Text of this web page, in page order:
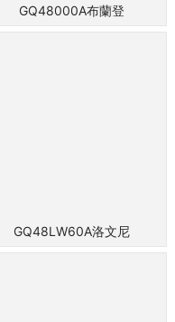
GQ48000A布蘭登
GQ48LW60A洛文尼